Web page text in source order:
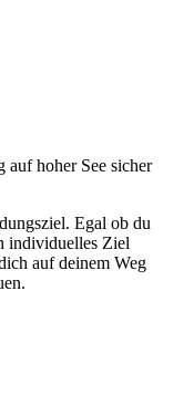
auf hoher See sicher
Egal ob du
individuelles Ziel
auf deinem Weg